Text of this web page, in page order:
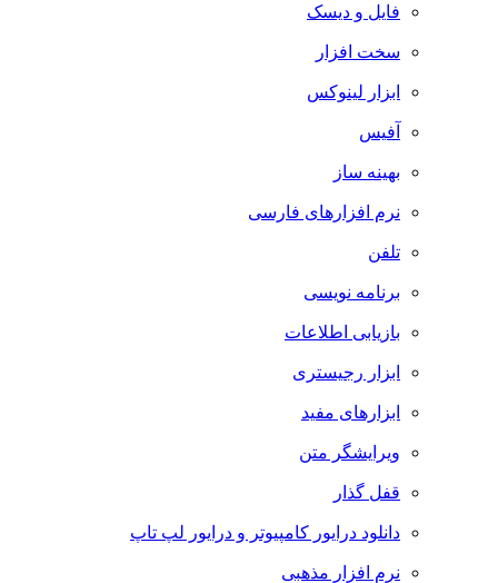
فایل و دیسک
سخت افزار
ابزار لینوکس
آفیس
بهینه ساز
نرم افزارهای فارسی
تلفن
برنامه نویسی
بازیابی اطلاعات
ابزار رجیستری
ابزارهای مفید
ویرایشگر متن
قفل گذار
دانلود درایور کامپیوتر و درایور لپ تاپ
نرم افزار مذهبی